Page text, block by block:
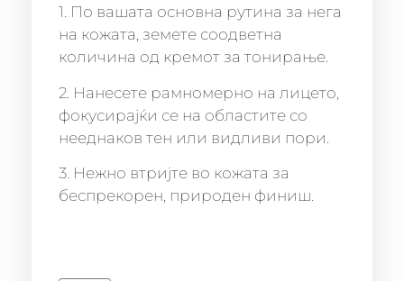
1. По вашата основна рутина за нега
на кожата, земете соодветна
количина од кремот за тонирање.
2. Нанесете рамномерно на лицето,
фокусирајќи се на областите со
нееднаков тен или видливи пори.
3. Нежно втријте во кожата за
беспрекорен, природен финиш.